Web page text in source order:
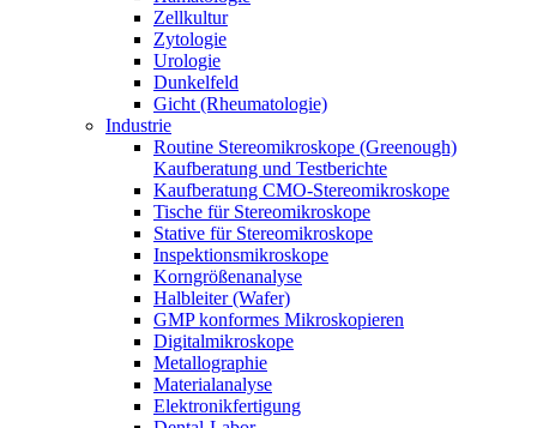
Zellkultur
Zytologie
Urologie
Dunkelfeld
Gicht (Rheumatologie)
Industrie
Routine Stereomikroskope (Greenough)
Kaufberatung und Testberichte
Kaufberatung CMO-Stereomikroskope
Tische für Stereomikroskope
Stative für Stereomikroskope
Inspektionsmikroskope
Korngrößenanalyse
Halbleiter (Wafer)
GMP konformes Mikroskopieren
Digitalmikroskope
Metallographie
Materialanalyse
Elektronikfertigung